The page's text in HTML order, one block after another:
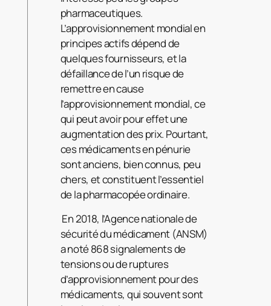
pharmaceutiques.
L’approvisionnement mondial en
principes actifs dépend de
quelques fournisseurs, et la
défaillance de l’un risque de
remettre en cause
l’approvisionnement mondial, ce
qui peut avoir pour effet une
augmentation des prix. Pourtant,
ces médicaments en pénurie
sont anciens, bien connus, peu
chers, et constituent l’essentiel
de la pharmacopée ordinaire.
En 2018, l’Agence nationale de
sécurité du médicament (ANSM)
a noté 868 signalements de
tensions ou de ruptures
d’approvisionnement pour des
médicaments, qui souvent sont